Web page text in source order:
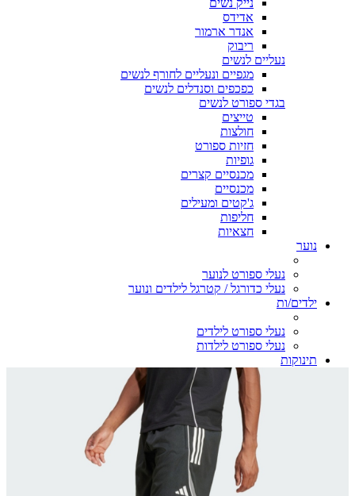
נייק נשים
אדידס
אנדר ארמור
ריבוק
נעליים לנשים
מגפיים ונעליים לחורף לנשים
כפכפים וסנדלים לנשים
בגדי ספורט לנשים
טייצים
חולצות
חזיות ספורט
גופיות
מכנסיים קצרים
מכנסיים
ג'קטים ומעילים
חליפות
חצאיות
נוער
נעלי ספורט לנוער
נעלי כדורגל / קטרגל לילדים ונוער
ילדים/ות
נעלי ספורט לילדים
נעלי ספורט לילדות
תינוקות